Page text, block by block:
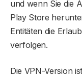
und wenn Sie die
Play Store
Entitäten die
verfolgen.
Die VPN-Version